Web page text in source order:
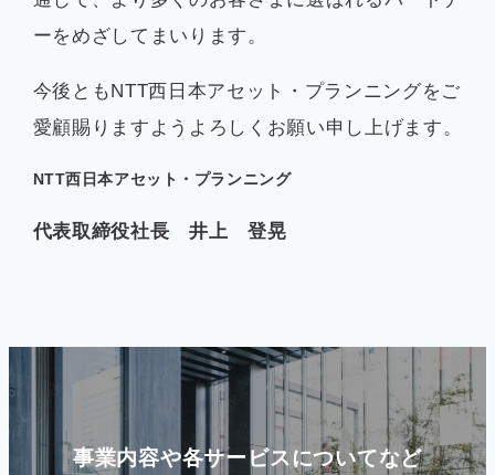
ーをめざしてまいります。
今後ともNTT西日本アセット・プランニングをご
愛顧賜りますようよろしくお願い申し上げます。
NTT西日本アセット・プランニング
代表取締役社長 井上 登晃
事業内容や各サービスについてなど